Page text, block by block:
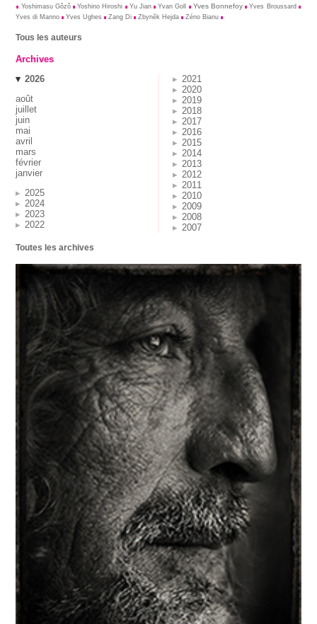
Yoshimasu Gôzô
Yoshino Hiroshi Yu Jian Yvan Goll Yves Bonnefoy
Yves Broussard
Yves di Manno
Yves Ughes Zang Di Zbynĕk Hejda Zéno Bianu
Tous les auteurs
Archives
2026
août
juillet
juin
mai
avril
mars
février
janvier
2025
2024
2023
2022
2021
2020
2019
2018
2017
2016
2015
2014
2013
2012
2011
2010
2009
2008
2007
Toutes les archives